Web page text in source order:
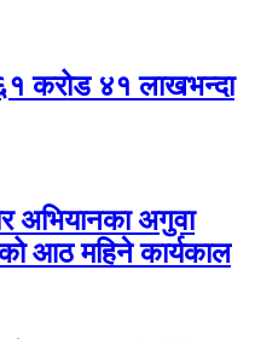
६१ करोड ४१ लाखभन्दा
अभियानका अगुवा
आठ महिने कार्यकाल